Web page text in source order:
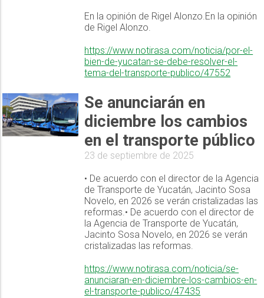
En la opinión de Rigel Alonzo.En la opinión
de Rigel Alonzo.
https://www.notirasa.com/noticia/por-el-
bien-de-yucatan-se-debe-resolver-el-
tema-del-transporte-publico/47552
Se anunciarán en
diciembre los cambios
en el transporte público
23 de septiembre de 2025
• De acuerdo con el director de la Agencia
de Transporte de Yucatán, Jacinto Sosa
Novelo, en 2026 se verán cristalizadas las
reformas.• De acuerdo con el director de
la Agencia de Transporte de Yucatán,
Jacinto Sosa Novelo, en 2026 se verán
cristalizadas las reformas.
https://www.notirasa.com/noticia/se-
anunciaran-en-diciembre-los-cambios-en-
el-transporte-publico/47435